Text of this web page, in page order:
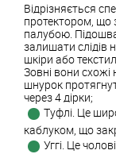
Відрізняється
протектором, що
палубою.
залишати слідів
шкіри або
Зовні вони схожі
шнурок
через 4 дірки;
Туфлі. Це
каблуком, що
Уггі. Це